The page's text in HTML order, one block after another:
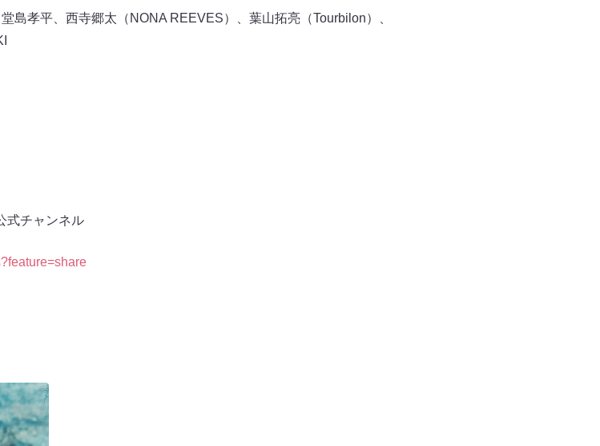
島孝平、西寺郷太（NONA REEVES）、葉山拓亮（Tourbilon）、
式チャンネル